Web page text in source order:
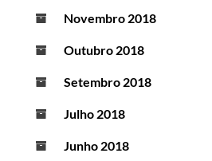
Novembro 2018
Outubro 2018
Setembro 2018
Julho 2018
Junho 2018